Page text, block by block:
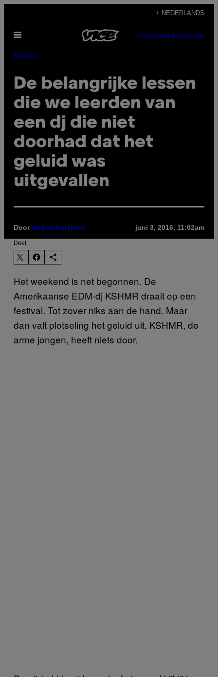
de
inhoud
+ NEDERLANDS
Open
SUBSCRIBENEWSLETTER
Muziek
De belangrijke lessen
die we leerden van
een dj die niet
doorhad dat het
geluid was
uitgevallen
Door Angus Harrison juni 3, 2016, 11:02am
Deel:
Het weekend is net begonnen. De
Amerikaanse EDM-dj KSHMR draait op een
festival. Tot zover niks aan de hand. Maar
dan valt plotseling het geluid uit. KSHMR, de
arme jongen, heeft niets door.